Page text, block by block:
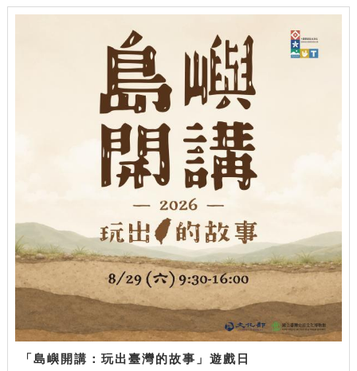
「島嶼開講：玩出臺灣的故事」遊戲日